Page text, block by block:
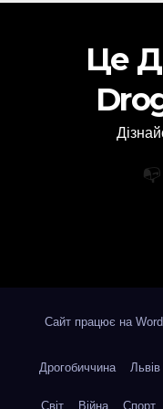
Це
📭
Сайт працює на
Дрогобиччина Львів
Світ Війна Спорт